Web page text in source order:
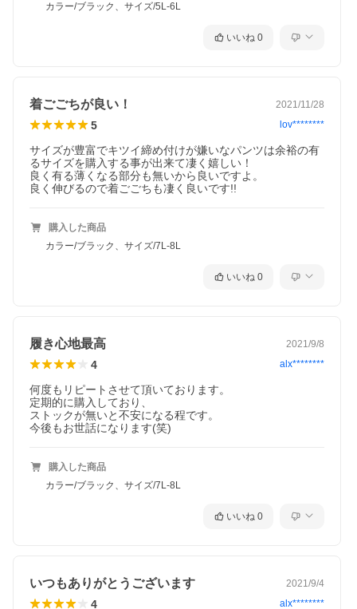
カラー/ブラック、サイズ/5L-6L
いいね 0
着ごごちが良い！ 2021/11/28
5 lov********
サイズが豊富でキツイ締め付けが嫌いなパンツは余裕の有
るサイズを購入する事が出来て凄く嬉しい！
良く有る薄くなる部分も無いから良いですよ。
良く伸びるので着ごごちも凄く良いです!!
購入した商品
カラー/ブラック、サイズ/7L-8L
いいね 0
履き心地最高 2021/9/8
4 alx********
何度もリピートさせて頂いております。
定期的に購入しており、
ストックが無いと不安になる程です。
今後もお世話になります(笑)
購入した商品
カラー/ブラック、サイズ/7L-8L
いいね 0
いつもありがとうございます 2021/9/4
4 alx********